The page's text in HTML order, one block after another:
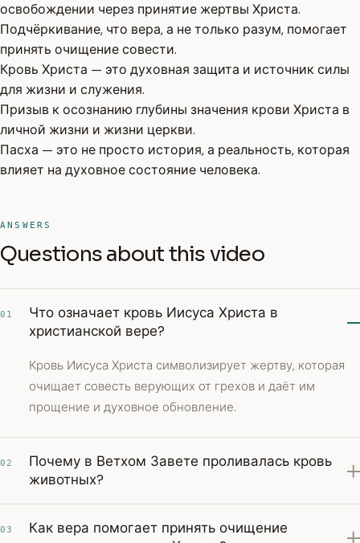
освобождении через принятие жертвы Христа.
Подчёркивание, что вера, а не только разум, помогает
принять очищение совести.
Кровь Христа — это духовная защита и источник силы
для жизни и служения.
Призыв к осознанию глубины значения крови Христа в
личной жизни и жизни церкви.
Пасха — это не просто история, а реальность, которая
влияет на духовное состояние человека.
ANSWERS
Questions about this video
01
Что означает кровь Иисуса Христа в
христианской вере?
Кровь Иисуса Христа символизирует жертву, которая
очищает совесть верующих от грехов и даёт им
прощение и духовное обновление.
02
Почему в Ветхом Завете проливалась кровь
животных?
03
Как вера помогает принять очищение